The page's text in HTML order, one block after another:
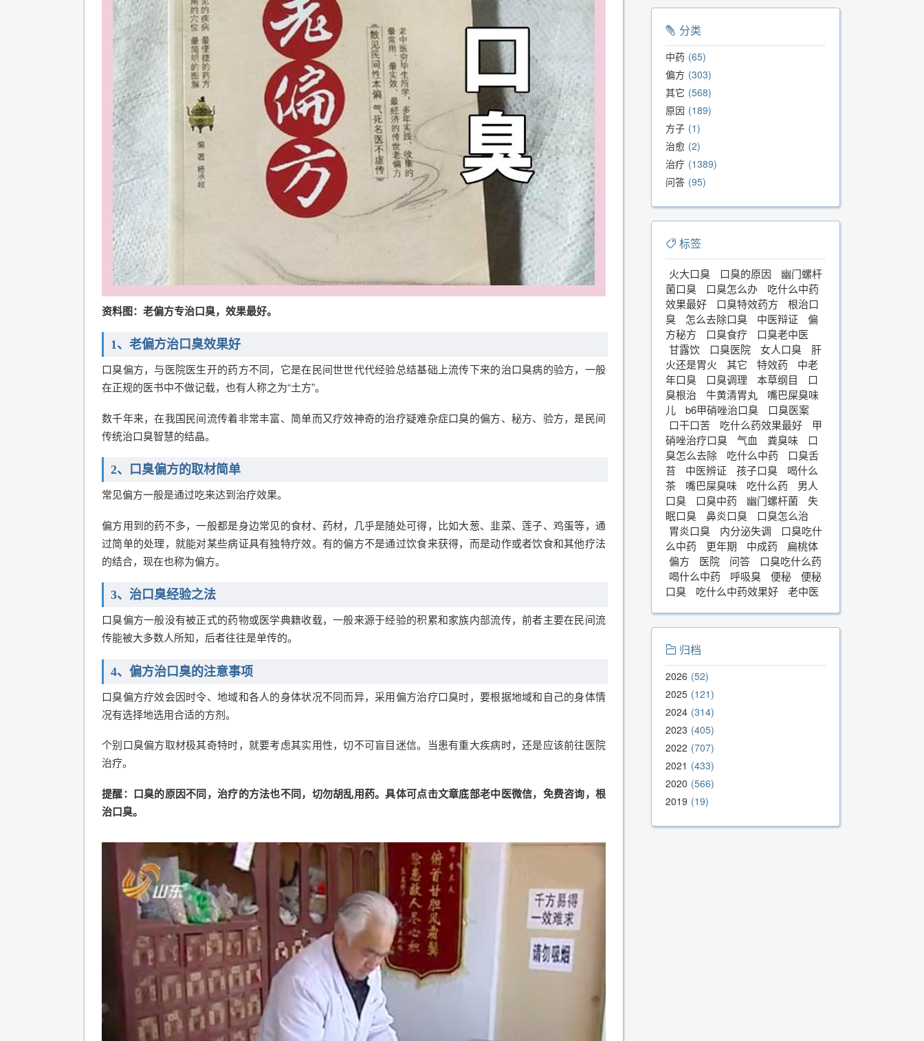
资料图：老偏方专治口臭，效果最好。
1、老偏方治口臭效果好
口臭偏方，与医院医生开的药方不同，它是在民间世世代代经验总结基础上流传下来的治口臭病的验方，一般
在正规的医书中不做记载，也有人称之为“土方”。
数千年来，在我国民间流传着非常丰富、简单而又疗效神奇的治疗疑难杂症口臭的偏方、秘方、验方，是民间
传统治口臭智慧的结晶。
2、口臭偏方的取材简单
常见偏方一般是通过吃来达到治疗效果。
偏方用到的药不多，一般都是身边常见的食材、药材，几乎是随处可得，比如大葱、韭菜、莲子、鸡蛋等，通
过简单的处理，就能对某些病证具有独特疗效。有的偏方不是通过饮食来获得，而是动作或者饮食和其他疗法
的结合，现在也称为偏方。
3、治口臭经验之法
口臭偏方一般没有被正式的药物或医学典籍收载，一般来源于经验的积累和家族内部流传，前者主要在民间流
传能被大多数人所知，后者往往是单传的。
4、偏方治口臭的注意事项
口臭偏方疗效会因时令、地域和各人的身体状况不同而异，采用偏方治疗口臭时，要根据地域和自己的身体情
况有选择地选用合适的方剂。
个别口臭偏方取材极其奇特时，就要考虑其实用性，切不可盲目迷信。当患有重大疾病时，还是应该前往医院
治疗。
提醒：口臭的原因不同，治疗的方法也不同，切勿胡乱用药。具体可点击文章底部老中医微信，免费咨询，根
治口臭。
分类
中药 65
偏方 303
其它 568
原因 189
方子 1
治愈 2
治疗 1389
问答 95
标签
火大口臭 口臭的原因
幽门螺杆
菌口臭
口臭怎么办
吃什么中药
效果最好
口臭特效药方
根治口
臭
怎么去除口臭 中医辩证
偏
方秘方
口臭食疗
口臭老中医
甘露饮
口臭医院 女人口臭
肝
火还是胃火
其它 特效药
中老
年口臭
口臭调理 本草纲目
口
臭根治
牛黄清胃丸
嘴巴屎臭味
儿
b6甲硝唑治口臭
口臭医案
口干口苦
吃什么药效果最好
甲
硝唑治疗口臭
气血 粪臭味
口
臭怎么去除
吃什么中药
口臭舌
苔
中医辨证 孩子口臭
喝什么
茶
嘴巴屎臭味 吃什么药
男人
口臭
口臭中药 幽门螺杆菌
失
眠口臭
鼻炎口臭
口臭怎么治
胃炎口臭
内分泌失调
口臭吃什
么中药
更年期 中成药
扁桃体
偏方
医院 问答
口臭吃什么药
喝什么中药
呼吸臭 便秘
便秘
口臭
吃什么中药效果好 老中医
归档
2026 52
2025 121
2024 314
2023 405
2022 707
2021
433
2020 566
2019 19